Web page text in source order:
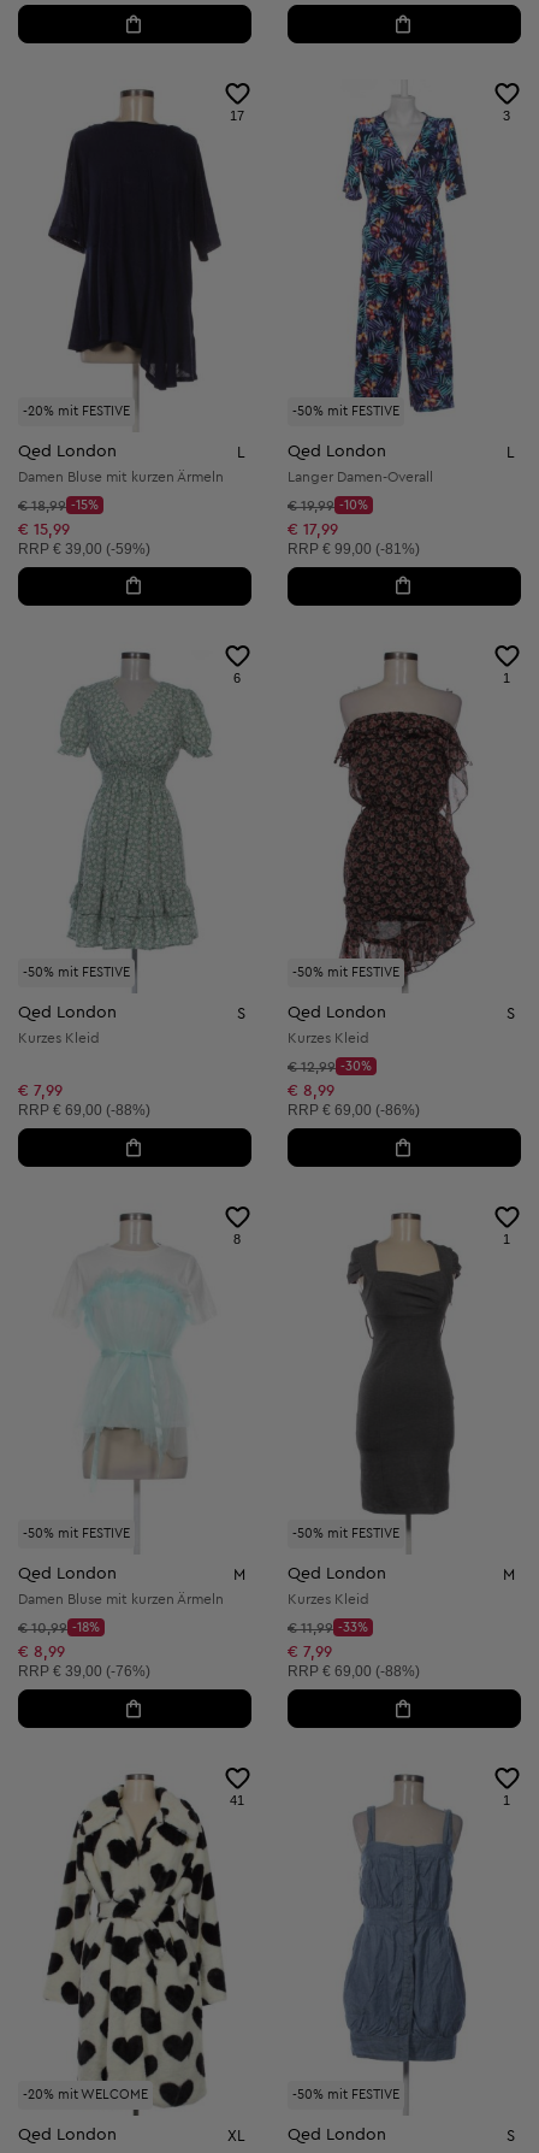
-20% mit FESTIVE
17
Qed London L
Damen Bluse mit kurzen Ärmeln
Startpreis:
€ 18,99
Discount Price:
-15%
Reduzierter Preis:
€ 15,99
Unverbindliche Preisempfehlung:
RRP € 39,00 (-59%)
-50% mit FESTIVE
3
Qed London L
Langer Damen-Overall
Startpreis:
€ 19,99
Discount Price:
-10%
Reduzierter Preis:
€ 17,99
Unverbindliche Preisempfehlung:
RRP € 99,00 (-81%)
-50% mit FESTIVE
6
Qed London S
Kurzes Kleid
€ 7,99
Unverbindliche Preisempfehlung:
RRP € 69,00 (-88%)
-50% mit FESTIVE
1
Qed London S
Kurzes Kleid
Startpreis:
€ 12,99
Discount Price:
-30%
Reduzierter Preis:
€ 8,99
Unverbindliche Preisempfehlung:
RRP € 69,00 (-86%)
-50% mit FESTIVE
8
Qed London M
Damen Bluse mit kurzen Ärmeln
Startpreis:
€ 10,99
Discount Price:
-18%
Reduzierter Preis:
€ 8,99
Unverbindliche Preisempfehlung:
RRP € 39,00 (-76%)
-50% mit FESTIVE
1
Qed London M
Kurzes Kleid
Startpreis:
€ 11,99
Discount Price:
-33%
Reduzierter Preis:
€ 7,99
Unverbindliche Preisempfehlung:
RRP € 69,00 (-88%)
-20% mit WELCOME
41
Qed London XL
-50% mit FESTIVE
1
Qed London S